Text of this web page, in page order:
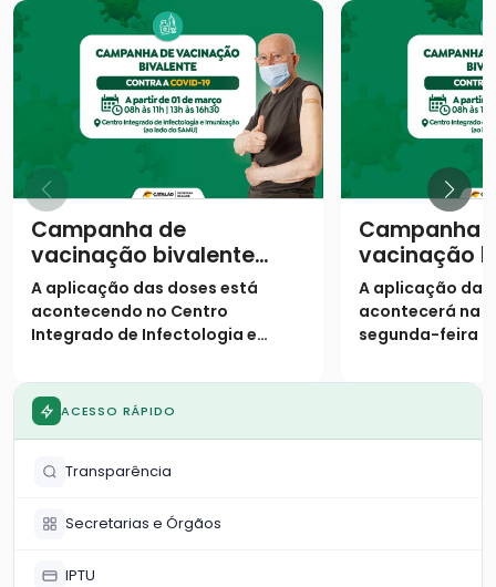
Campanha de
vacinação bivalente
contra a covid-19
continua em Catalão
A aplicação das doses está
acontecendo no Centro
Integrado de Infectologia e
Teixeira, que fica situado na Av.
Vinte de Agosto (ao lado do
SAMU).
Campanha
vacinação
contra a
começa
A aplicação das
acontecerá na
segunda-feira
Imunização (ao
ACESSO RÁPIDO
Transparência
Secretarias e Órgãos
IPTU